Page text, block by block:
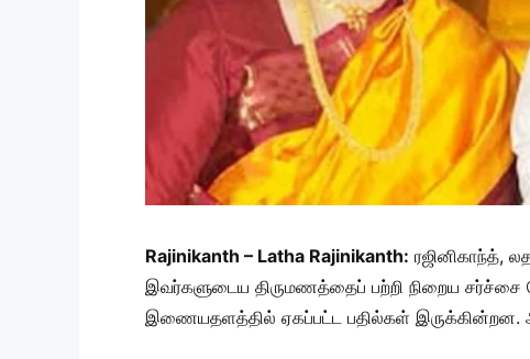
Rajinikanth – Latha Rajinikanth: ரஜினிகாந்த்,
இவர்களுடைய திருமணத்தைப் பற்றி நிறைய
இணையதளத்தில் ஏகப்பட்ட பதில்கள் இருக்கின்றன.